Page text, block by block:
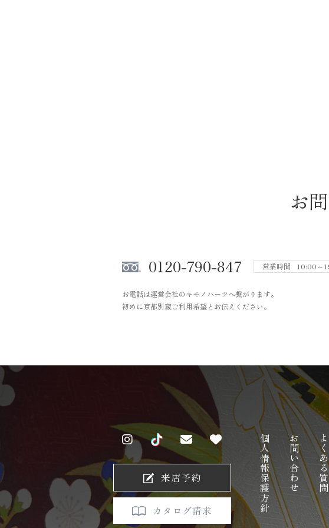
お
0120-790-847 営業時間 10:00～
お電話は運営会社のキモノハーツへ繋がります。
初めに京都別蔵ご利用希望とお伝えください。
よく
お問い合わせ
個人情報保護方針
来店予約
カタログ請求